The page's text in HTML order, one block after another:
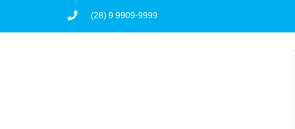
(28) 9 9909-9999